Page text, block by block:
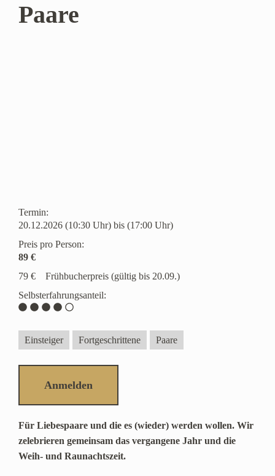
Paare
Termin:
20.12.2026 (10:30 Uhr) bis (17:00 Uhr)
Preis pro Person:
89 €
79 €
Frühbucherpreis (gültig bis 20.09.)
Selbsterfahrungsanteil:
Einsteiger Fortgeschrittene Paare
Anmelden
Für Liebespaare und die es (wieder) werden wollen. Wir
zelebrieren gemeinsam das vergangene Jahr und die
Weih- und Raunachtszeit.